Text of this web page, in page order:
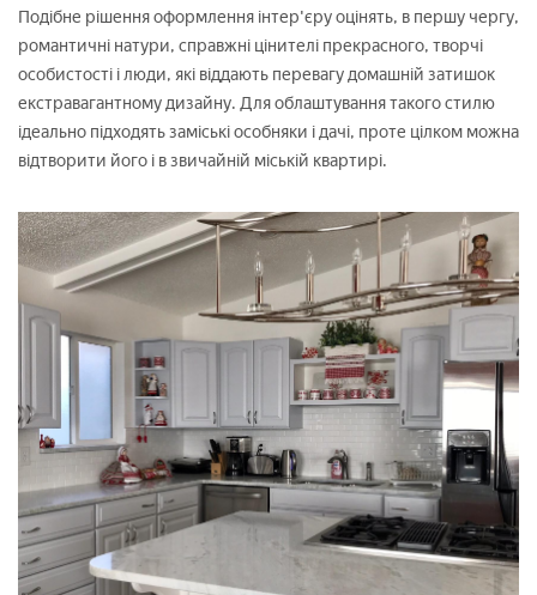
Подібне рішення оформлення інтер'єру оцінять, в першу чергу,
романтичні натури, справжні цінителі прекрасного, творчі
особистості і люди, які віддають перевагу домашній затишок
екстравагантному дизайну. Для облаштування такого стилю
ідеально підходять заміські особняки і дачі, проте цілком можна
відтворити його і в звичайній міській квартирі.